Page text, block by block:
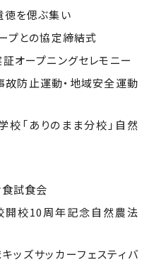
を偲ぶ集い
プとの協定締結式
オープニングセレモニー
防止運動・地域安全運動
「ありのまま分校」自然
試食会
校10周年記念自然農法
ズサッカーフェスティバ